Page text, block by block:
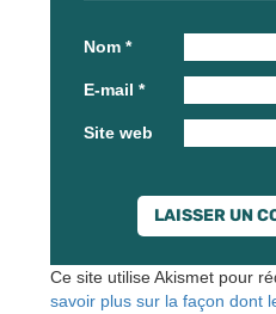
Nom *
E-mail *
Site web
Ce site utilise Akismet pour
savoir plus sur la façon dont